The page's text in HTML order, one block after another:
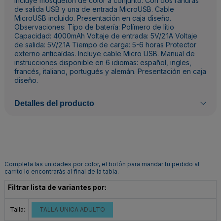
de salida USB y una de entrada MicroUSB. Cable
MicroUSB incluido. Presentación en caja diseño.
Observaciones: Tipo de batería: Polímero de litio
Capacidad: 4000mAh Voltaje de entrada: 5V/2.1A Voltaje
de salida: 5V/2.1A Tiempo de carga: 5-6 horas Protector
externo anticaídas. Incluye cable Micro USB. Manual de
instrucciones disponible en 6 idiomas: español, ingles,
francés, italiano, portugués y alemán. Presentación en caja
diseño.
Detalles del producto
Completa las unidades por color, el botón para mandar tu pedido al
carrito lo encontrarás al final de la tabla.
Filtrar lista de variantes por:
Talla: TALLA ÚNICA ADULTO